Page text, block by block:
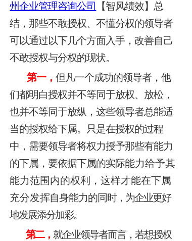
州企业管理咨询公司
【智风绩效】总
结，那些不敢授权、不懂分权的领导者
可以通过以下几个方面入手，改善自己
不敢授权与分权的现状。
第一，但凡一个成功的领导者，他
们都明白授权并不等同于放权、放松，
也并不等同于放纵，这些领导者总能适
当的授权给下属。只是在授权的过程
中，需要领导者将权力授予那些有能力
的下属，要依据下属的实际能力给予其
能力范围内的权利，这样才能在下属
充分发挥自身能力的同时，为企业更好
地发展添分加彩。
第二， 就企业领导者而言，若想授权